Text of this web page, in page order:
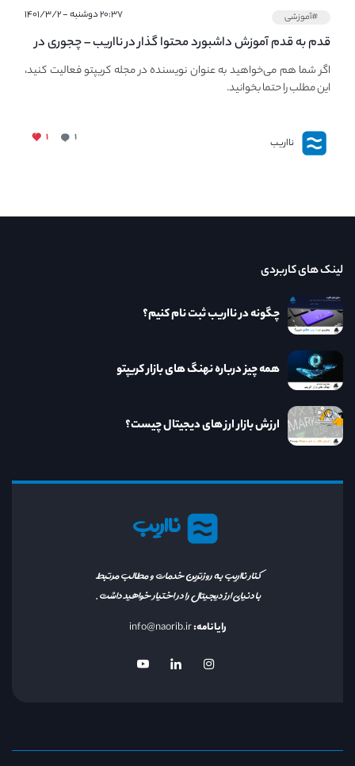
#آموزشی ۲۰:۳۷ دوشنبه - ۱۴۰۱/۳/۲
قدم به قدم آموزش داشبورد محتوا گذار در نااریب – چجوری در
نااریب محتوا بگذاریم؟
اگر شما هم می‌خواهید به عنوان نویسنده در مجله کریپتو فعالیت کنید،
این مطلب را حتما بخوانید.
نااریب ۱ ۱
نااریب
کنار نااریب به روزترین خدمات و مطالب مرتبط
با دنیای ارز دیجیتال را در اختیار خواهید داشت.
رایانامه:info@naorib.ir
لینک های کاربردی
چگونه در نااریب ثبت نام کنیم؟
همه چیز درباره نهنگ های بازار کریپتو
ارزش بازار ارز های دیجیتال چیست؟